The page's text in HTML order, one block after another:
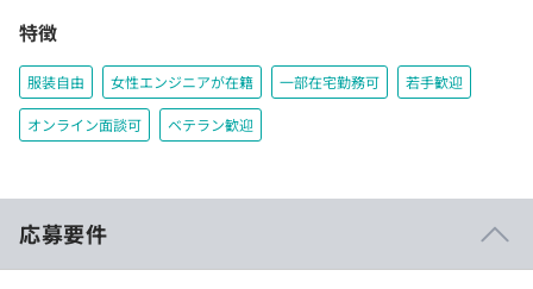
特徴
服装自由 女性エンジニアが在籍 一部在宅勤務可 若手歓迎
オンライン面談可 ベテラン歓迎
応募要件